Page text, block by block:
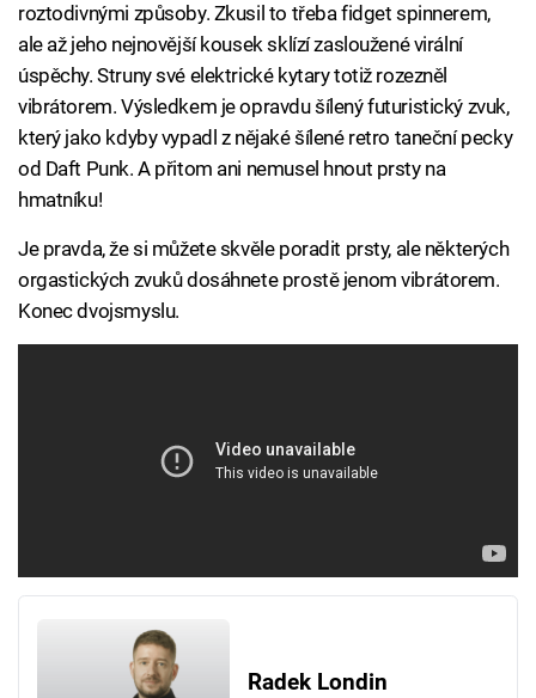
roztodivnými způsoby. Zkusil to třeba fidget spinnerem,
ale až jeho nejnovější kousek sklízí zasloužené virální
úspěchy. Struny své elektrické kytary totiž rozezněl
vibrátorem. Výsledkem je opravdu šílený futuristický zvuk,
který jako kdyby vypadl z nějaké šílené retro taneční pecky
od Daft Punk. A přitom ani nemusel hnout prsty na
hmatníku!
Je pravda, že si můžete skvěle poradit prsty, ale některých
orgastických zvuků dosáhnete prostě jenom vibrátorem.
Konec dvojsmyslu.
Radek Londin